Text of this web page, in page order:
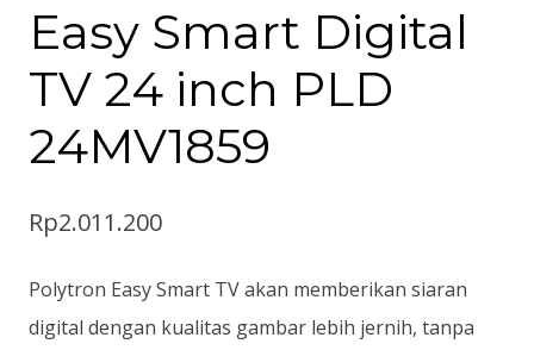
Easy Smart Digital
TV 24 inch PLD
24MV1859
Rp2.011.200
Polytron Easy Smart TV akan memberikan siaran
digital dengan kualitas gambar lebih jernih, tanpa